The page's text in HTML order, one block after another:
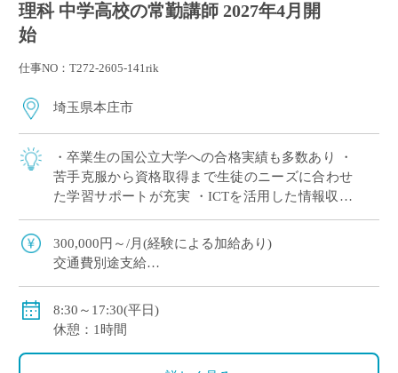
理科 中学高校の常勤講師 2027年4月開
始
仕事NO：T272-2605-141rik
埼玉県本庄市
・卒業生の国公立大学への合格実績も多数あり ・
苦手克服から資格取得まで生徒のニーズに合わせ
た学習サポートが充実 ・ICTを活用した情報収集
300,000円～/月(経験による加給あり)
交通費別途支給
社会保険、労働保険、雇用保険
8:30～17:30(平日)
休憩：1時間